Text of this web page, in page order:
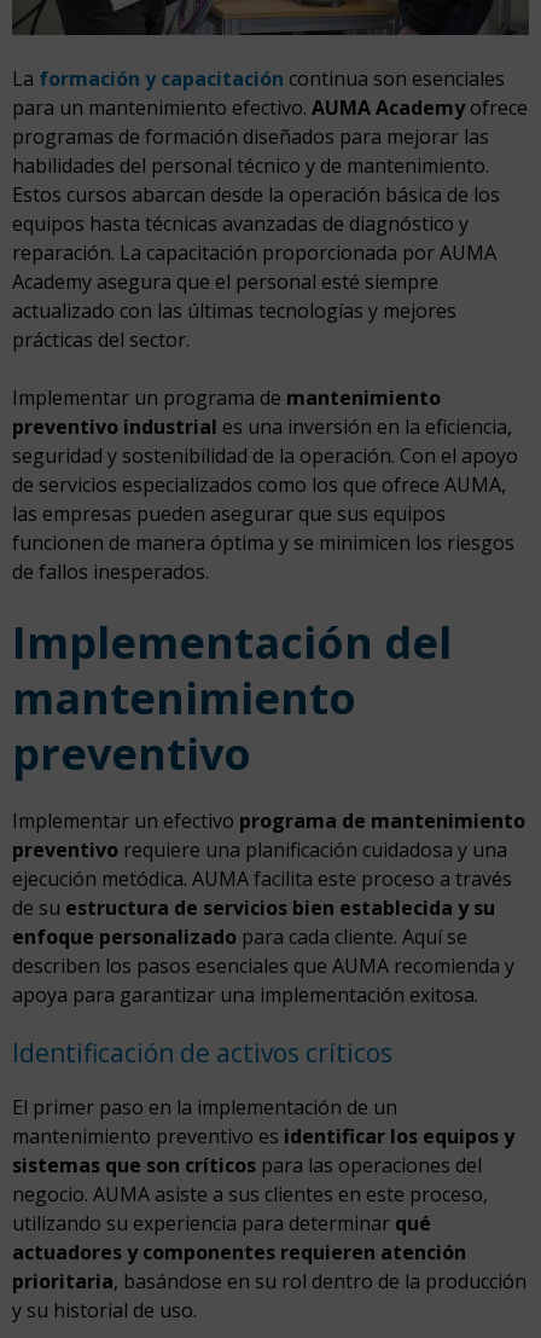
La formación y capacitación continua son esenciales
para un mantenimiento efectivo. AUMA Academyofrece
programas de formación diseñados para mejorar las
habilidades del personal técnico y de mantenimiento.
Estos cursos abarcan desde la operación básica de los
equipos hasta técnicas avanzadas de diagnóstico y
reparación. La capacitación proporcionada por AUMA
Academy asegura que el personal esté siempre
actualizado con las últimas tecnologías y mejores
prácticas del sector.
Implementar un programa de mantenimiento
preventivo industrial es una inversión en la eficiencia,
seguridad y sostenibilidad de la operación. Con el apoyo
de servicios especializados como los que ofrece AUMA,
las empresas pueden asegurar que sus equipos
funcionen de manera óptima y se minimicen los riesgos
de fallos inesperados.
Implementación del
mantenimiento
preventivo
Implementar un efectivo programa de mantenimiento
preventivo requiere una planificación cuidadosa y una
ejecución metódica. AUMA facilita este proceso a través
de su estructura de servicios bien establecida y su
enfoque personalizado para cada cliente. Aquí se
describen los pasos esenciales que AUMA recomienda y
apoya para garantizar una implementación exitosa.
Identificación de activos críticos
El primer paso en la implementación de un
mantenimiento preventivo es identificar los equipos y
sistemas que son críticos para las operaciones del
negocio. AUMA asiste a sus clientes en este proceso,
utilizando su experiencia para determinar qué
actuadores y componentes requieren atención
prioritaria, basándose en su rol dentro de la producción
y su historial de uso.